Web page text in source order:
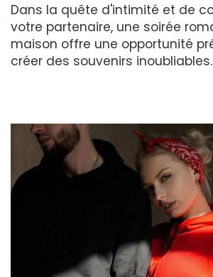
Dans la quête d'intimité et de
votre partenaire, une soirée
maison offre une opportunité
créer des souvenirs inoubliables.